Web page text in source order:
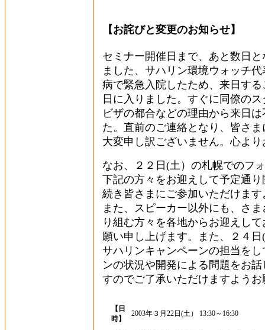
【お詫びと変更のお知らせ】
セミナー開催日まで、あと数日
ました、サハリン環境ウォッチ
病で緊急入院したため、来日す
日に入りました。すぐに同僚の
ビザの都合などの理由から来日
た。直前のご連絡となり、皆さ
大変申し訳ございません。心よ
なお、２２日(土）の札幌でのフ
下記の方々をお迎えして予定通
続き皆さまにご参加いただけま
また、スピーカー以外にも、さ
り組む方々を各地からお迎えし
願い申し上げます。また、２４
サハリンキャンペーンの担当を
ンの状況や開発による問題をお
すのでご了承いただけますよう
【日
時】
2003年３月22日(土） 13:30～16:30